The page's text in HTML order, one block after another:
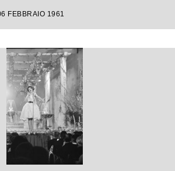
FEBBRAIO 1961